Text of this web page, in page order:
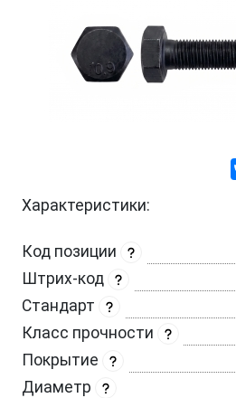
Характеристики:
Код позиции
Штрих-код
Стандарт
Класс прочности
Покрытие
Диаметр